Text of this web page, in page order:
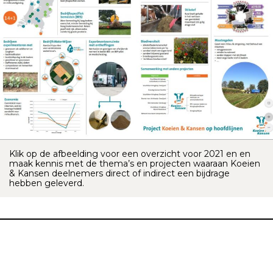
Klik op de afbeelding voor een overzicht voor 2021 en en
maak kennis met de thema’s en projecten waaraan Koeien
& Kansen deelnemers direct of indirect een bijdrage
hebben geleverd.